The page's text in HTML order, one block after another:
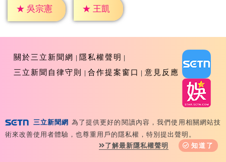
★ 吳宗憲 ★ 王凱
關於三立新聞網
隱私權聲明
三立新聞自律守則
合作提案窗口 意見反應
Reserved 版權所有 盜用必究 台北市內湖區舊宗路一段159
號 02-8792-8888
三立新聞網 為了提供更好的閱讀內容，我們使用相關網站技
術來改善使用者體驗，也尊重用戶的隱私權，特別提出聲明。
了解最新隱私權聲明
知道了